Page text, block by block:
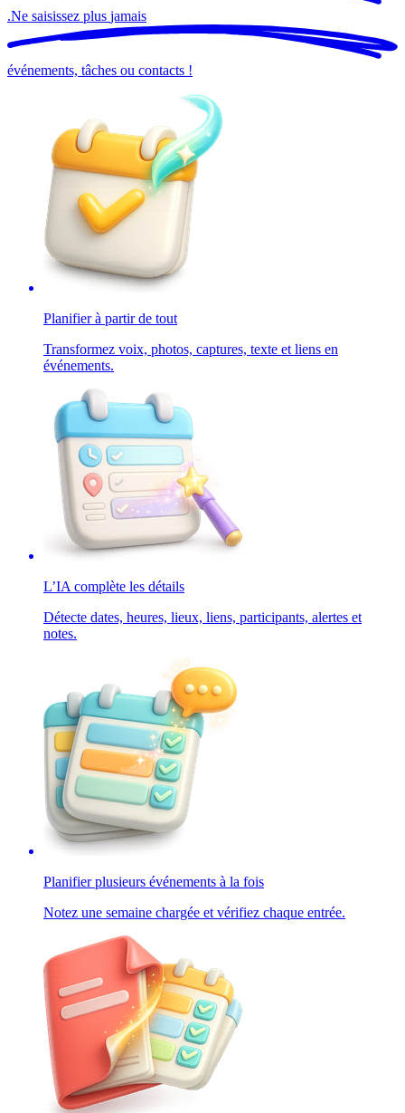
.Ne saisissez plus jamais
événements, tâches ou contacts !
Planifier à partir de tout
Transformez voix, photos, captures, texte et liens en
événements.
L’IA complète les détails
Détecte dates, heures, lieux, liens, participants, alertes et
notes.
Planifier plusieurs événements à la fois
Notez une semaine chargée et vérifiez chaque entrée.